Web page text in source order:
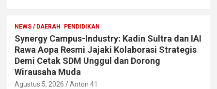
NEWS / DAERAH PENDIDIKAN
Synergy Campus-Industry: Kadin Sultra dan IAI
Rawa Aopa Resmi Jajaki Kolaborasi Strategis
Demi Cetak SDM Unggul dan Dorong
Wirausaha Muda
Agustus 5, 2026 Anton 41